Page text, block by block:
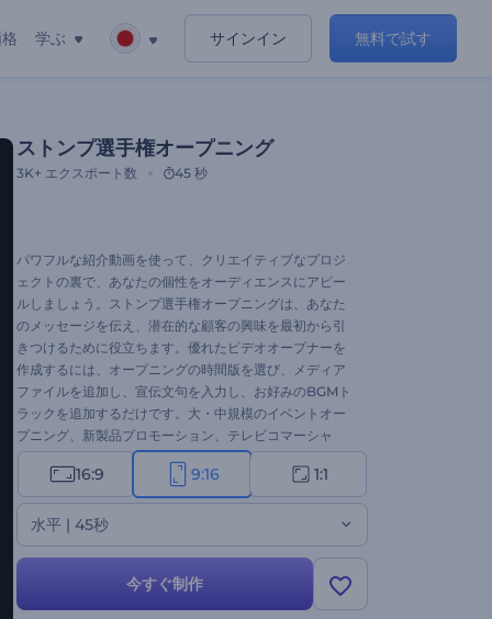
学ぶ サインイン 無料で試す
ストンプ選手権オープニング
3K+ エクスポート数 45 秒
パワフルな紹介動画を使って、クリエイティブなプロジ
ェクトの裏で、あなたの個性をオーディエンスにアピー
ルしましょう。ストンプ選手権オープニングは、あなた
のメッセージを伝え、潜在的な顧客の興味を最初から引
きつけるために役立ちます。優れたビデオオープナーを
作成するには、オープニングの時間版を選び、メディア
ファイルを追加し、宣伝文句を入力し、お好みのBGMト
ラックを追加するだけです。大・中規模のイベントオー
プニング、新製品プロモーション、テレビコマーシャ
ル、チャンネルイントロなど、幅広くご利用いただけま
す。今すぐ試してみてください！
16:9 9:16 1:1
水平 | 45秒
今すぐ制作